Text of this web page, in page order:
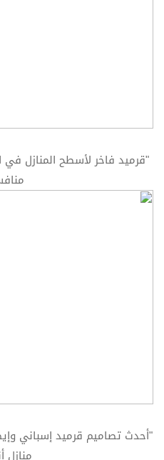
"قرميد فاخر لأسطح المنازل
"أحدث تصاميم قرميد إسباني
منازل